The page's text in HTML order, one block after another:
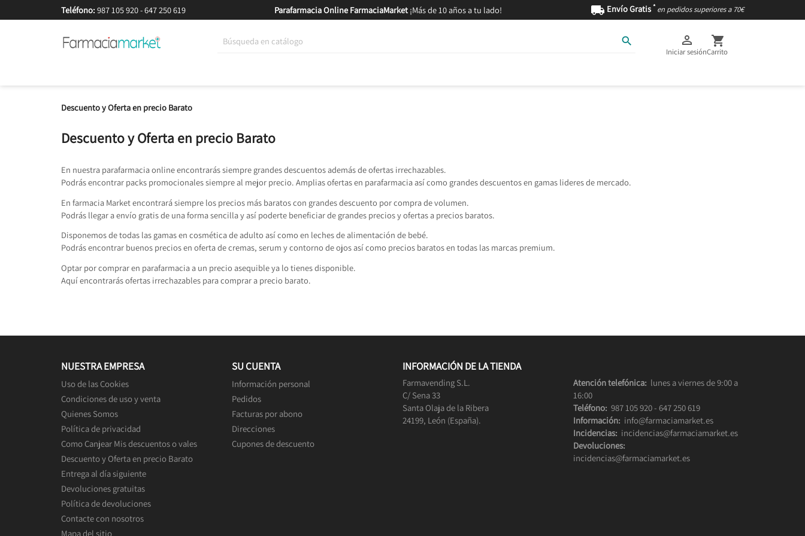
Teléfono: 987 105 920-647 250 619 Parafarmacia Online FarmaciaMarket¡Más de 10 años a tu lado!  Envío Gratis * en pedidos superiores a 70€
 
Iniciar sesión

Carrito
Descuento y Oferta en precio Barato
Descuento y Oferta en precio Barato
En nuestra parafarmacia online encontrarás siempre grandes descuentos además de ofertas irrechazables.
Podrás encontrar packs promocionales siempre al mejor precio. Amplias ofertas en parafarmacia así como grandes descuentos en gamas lideres de mercado.
En farmacia Market encontrará siempre los precios más baratos con grandes descuento por compra de volumen.
Podrás llegar a envío gratis de una forma sencilla y así poderte beneficiar de grandes precios y ofertas a precios baratos.
Disponemos de todas las gamas en cosmética de adulto así como en leches de alimentación de bebé.
Podrás encontrar buenos precios en oferta de cremas, serum y contorno de ojos así como precios baratos en todas las marcas premium.
Optar por comprar en parafarmacia a un precio asequible ya lo tienes disponible.
Aquí encontrarás ofertas irrechazables para comprar a precio barato.
NUESTRA EMPRESA
Uso de las Cookies
Condiciones de uso y venta
Quienes Somos
Política de privacidad
Como Canjear Mis descuentos o vales
Descuento y Oferta en precio Barato
Entrega al día siguiente
Devoluciones gratuitas
Política de devoluciones
Contacte con nosotros
Mapa del sitio
SU CUENTA
Información personal
Pedidos
Facturas por abono
Direcciones
Cupones de descuento
INFORMACIÓN DE LA TIENDA
Farmavending S.L.
C/ Sena 33
Santa Olaja de la Ribera
24199, León (España).
Atención telefónica: lunes a viernes de 9:00 a
16:00
Teléfono: 987 105 920- 647 250 619
Información: info@farmaciamarket.es
Incidencias: incidencias@farmaciamarket.es
Devoluciones:
incidencias@farmaciamarket.es